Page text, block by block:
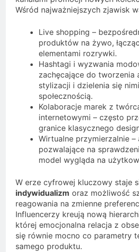
Wśród najważniejszych zjawisk
Live shopping –
produktów na żywo,
elementami rozrywki.
Hashtagi i wyzwania
zachęcające do tworzenia
stylizacji i dzielenia się
społecznością.
Kolaboracje marek z
internetowymi – często
granice klasycznego
Wirtualne przymierzalnie –
pozwalające na
model wygląda na
W erze cyfrowej kluczowy staje
indywidualizm oraz możliwość
reagowania na zmienne
Influencerzy kreują nową
której emocjonalna relacja z
się równie mocno co parametry
samego produktu.